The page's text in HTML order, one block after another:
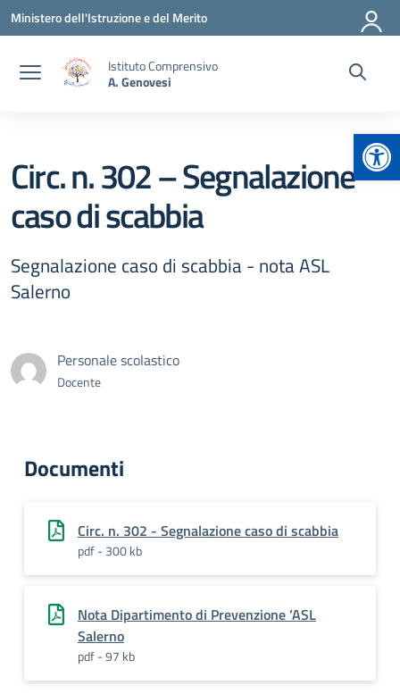
Vai ai contenuti
Vai al menu di navigazione
Vai al footer
Ministero dell'Istruzione e del Merito
Istituto Comprensivo
A. Genovesi
Circ. n. 302 – Segnalazione
caso di scabbia
Segnalazione caso di scabbia - nota ASL
Salerno
Personale scolastico
Docente
Documenti
Circ. n. 302 - Segnalazione caso di scabbia
pdf - 300 kb
Nota Dipartimento di Prevenzione ’ASL
Salerno
pdf - 97 kb